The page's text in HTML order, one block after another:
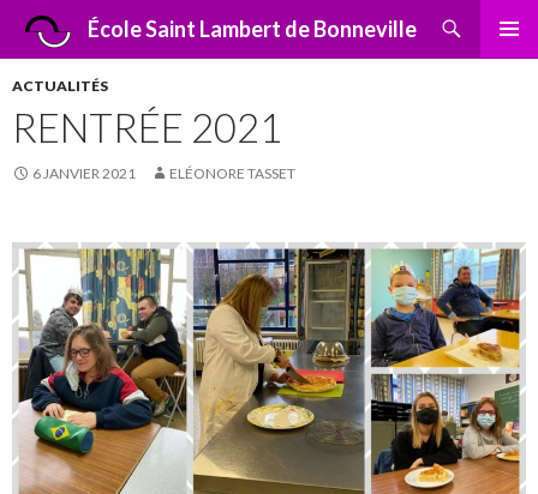
École Saint Lambert de Bonneville
Recherche
ALLER
ACTUALITÉS
RENTRÉE 2021
6 JANVIER 2021 ELÉONORE TASSET